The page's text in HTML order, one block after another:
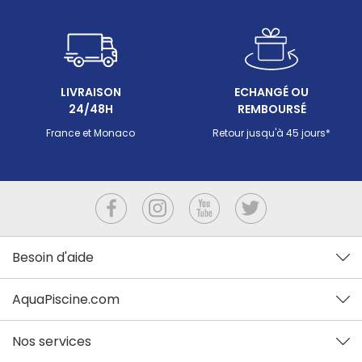
LIVRAISON
24/48H
France et Monaco
ECHANGÉ OU
REMBOURSÉ
Retour jusqu'à 45 jours*
Besoin d'aide
AquaPiscine.com
Nos services